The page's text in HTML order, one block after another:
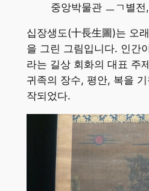
중앙박물관 ㅡㄱ별
십장생도(十長生圖)는 오
을 그린 그림입니다. 인간
라는 길상 회화의 대표 주
귀족의 장수, 평안, 복을
작되었다.